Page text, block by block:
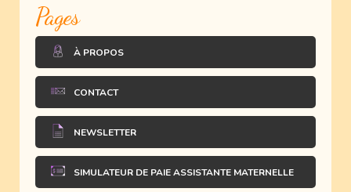
Pages
À PROPOS
CONTACT
NEWSLETTER
SIMULATEUR DE PAIE ASSISTANTE MATERNELLE